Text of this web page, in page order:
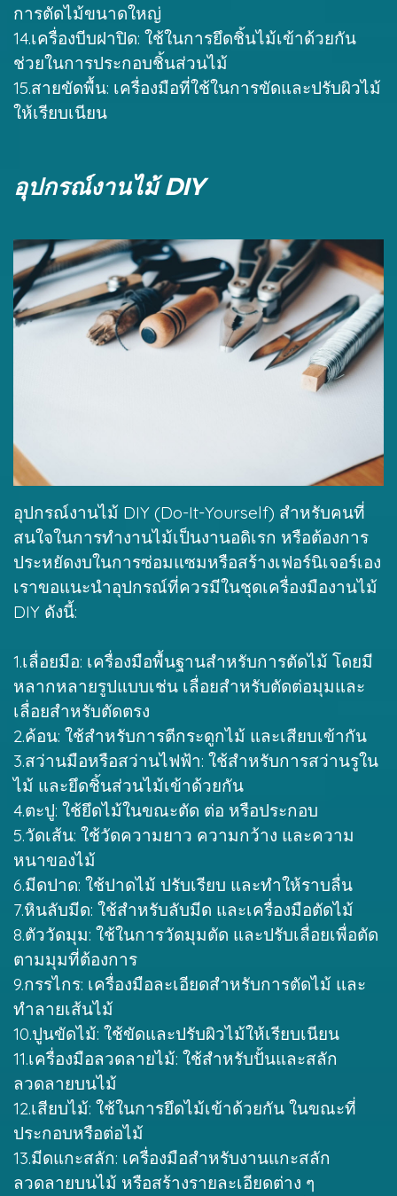
การตัดไม้ขนาดใหญ่
14.เครื่องบีบฝาปิด: ใช้ในการยึดชิ้นไม้เข้าด้วยกัน
ช่วยในการประกอบชิ้นส่วนไม้
15.สายขัดพื้น: เครื่องมือที่ใช้ในการขัดและปรับผิวไม้
ให้เรียบเนียน
อุปกรณ์งานไม้ DIY
อุปกรณ์งานไม้ DIY (Do-It-Yourself) สำหรับคนที่
สนใจในการทำงานไม้เป็นงานอดิเรก หรือต้องการ
ประหยัดงบในการซ่อมแซมหรือสร้างเฟอร์นิเจอร์เอง
เราขอแนะนำอุปกรณ์ที่ควรมีในชุดเครื่องมืองานไม้
DIY ดังนี้:
1.เลื่อยมือ: เครื่องมือพื้นฐานสำหรับการตัดไม้ โดยมี
หลากหลายรูปแบบเช่น เลื่อยสำหรับตัดต่อมุมและ
เลื่อยสำหรับตัดตรง
2.ค้อน: ใช้สำหรับการตีกระดูกไม้ และเสียบเข้ากัน
3.สว่านมือหรือสว่านไฟฟ้า: ใช้สำหรับการสว่านรูใน
ไม้ และยึดชิ้นส่วนไม้เข้าด้วยกัน
4.ตะปู: ใช้ยึดไม้ในขณะตัด ต่อ หรือประกอบ
5.วัดเส้น: ใช้วัดความยาว ความกว้าง และความ
หนาของไม้
6.มีดปาด: ใช้ปาดไม้ ปรับเรียบ และทำให้ราบลื่น
7.หินลับมีด: ใช้สำหรับลับมีด และเครื่องมือตัดไม้
8.ตัววัดมุม: ใช้ในการวัดมุมตัด และปรับเลื่อยเพื่อตัด
ตามมุมที่ต้องการ
9.กรรไกร: เครื่องมือละเอียดสำหรับการตัดไม้ และ
ทำลายเส้นไม้
10.ปูนขัดไม้: ใช้ขัดและปรับผิวไม้ให้เรียบเนียน
11.เครื่องมือลวดลายไม้: ใช้สำหรับปั้นและสลัก
ลวดลายบนไม้
12.เสียบไม้: ใช้ในการยึดไม้เข้าด้วยกัน ในขณะที่
ประกอบหรือต่อไม้
13.มีดแกะสลัก: เครื่องมือสำหรับงานแกะสลัก
ลวดลายบนไม้ หรือสร้างรายละเอียดต่าง ๆ